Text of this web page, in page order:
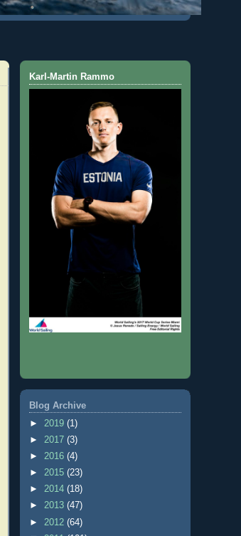
Karl-Martin Rammo
Blog Archive
► 2019 (1)
► 2017 (3)
► 2016 (4)
► 2015 (23)
► 2014 (18)
► 2013 (47)
► 2012 (64)